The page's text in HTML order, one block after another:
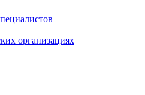
организациях